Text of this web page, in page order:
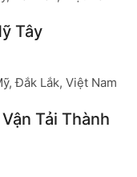
Tây
Đắk Lắk, Việt Nam
Tải Thành